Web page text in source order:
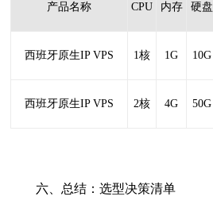
产品名称 CPU 内存 硬盘
西班牙原生IP VPS 1核 1G 10G
西班牙原生IP VPS 2核 4G 50G
六、总结：选型决策清单